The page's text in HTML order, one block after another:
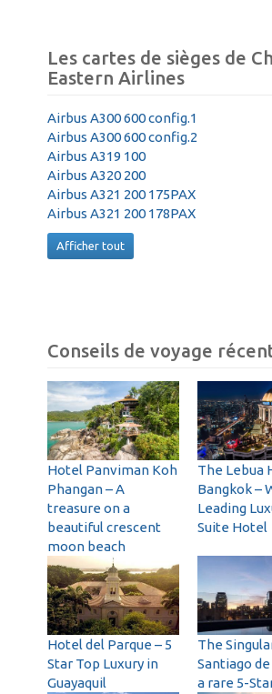
Les cartes de sièges de
Eastern Airlines
Airbus A300 600 config.1
Airbus A300 600 config.2
Airbus A319 100
Airbus A320 200
Airbus A321 200 175PAX
Airbus A321 200 178PAX
Afficher tout
Conseils de voyage
Hotel Panviman Koh
Phangan – A
treasure on a
beautiful crescent
moon beach
The Lebua
Bangkok –
Leading
Suite Hotel
Hotel del Parque – 5
Star Top Luxury in
Guayaquil
The
Santiago de
a rare 5-